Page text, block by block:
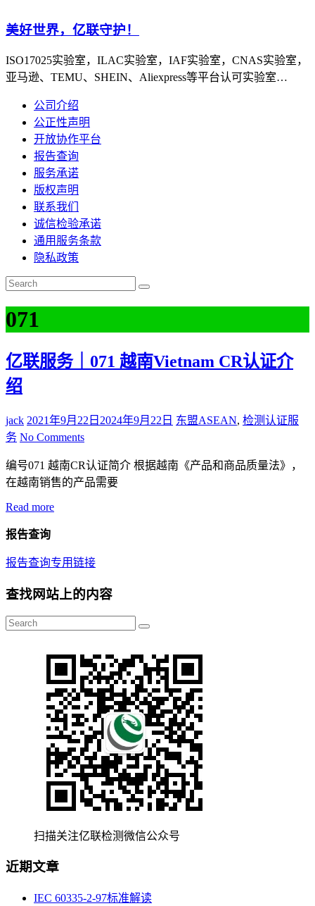
美好世界，亿联守护！
ISO17025实验室，ILAC实验室，IAF实验室，CNAS实验室，
亚马逊、TEMU、SHEIN、Aliexpress等平台认可实验室…
公司介绍
公正性声明
开放协作平台
报告查询
服务承诺
版权声明
联系我们
诚信检验承诺
通用服务条款
隐私政策
071
亿联服务｜071 越南Vietnam CR认证介
绍
jack 2021年9月22日 2024年9月22日 东盟ASEAN, 检测认证服
务 No Comments
编号071 越南CR认证简介 根据越南《产品和商品质量法》，
在越南销售的产品需要
Read more
报告查询
报告查询专用链接
查找网站上的内容
扫描关注亿联检测微信公众号
近期文章
IEC 60335-2-97标准解读